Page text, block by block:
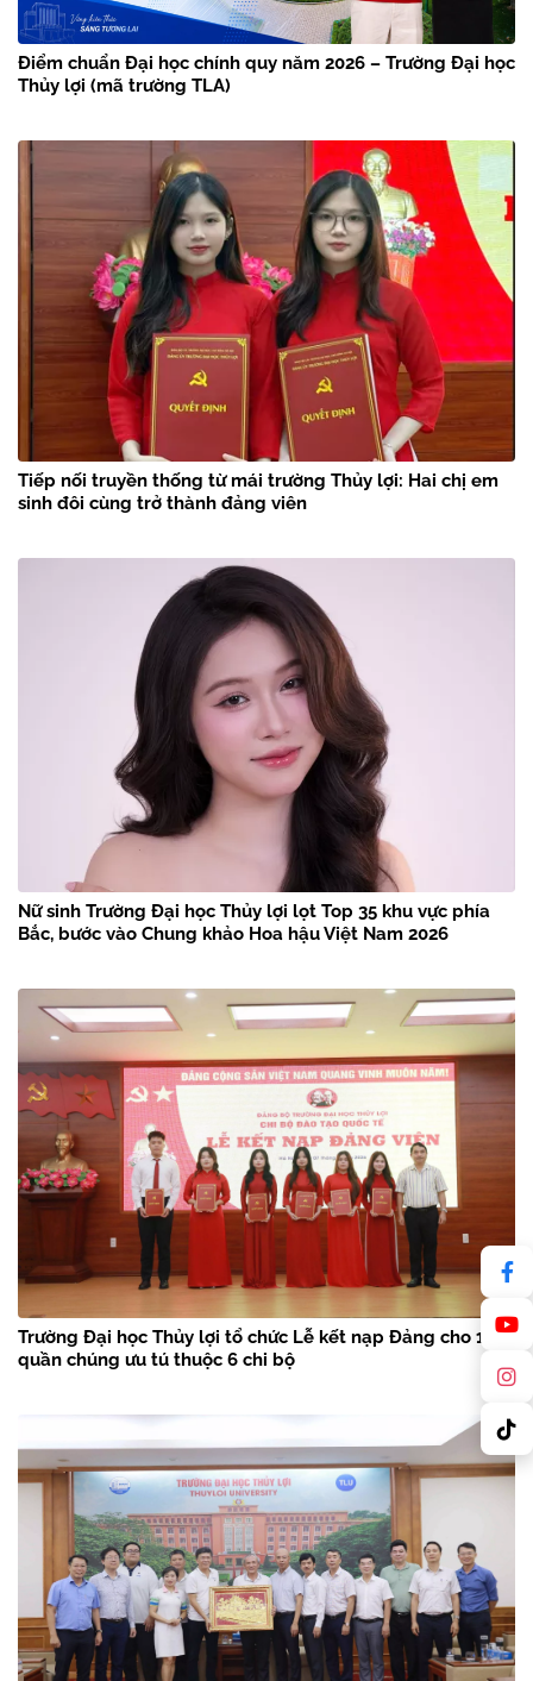
Điểm chuẩn Đại học chính quy năm 2026 – Trường Đại học
Thủy lợi (mã trường TLA)
Tiếp nối truyền thống từ mái trường Thủy lợi: Hai chị em
sinh đôi cùng trở thành đảng viên
Nữ sinh Trường Đại học Thủy lợi lọt Top 35 khu vực phía
Bắc, bước vào Chung khảo Hoa hậu Việt Nam 2026
Trường Đại học Thủy lợi tổ chức Lễ kết nạp Đảng cho 18
quần chúng ưu tú thuộc 6 chi bộ